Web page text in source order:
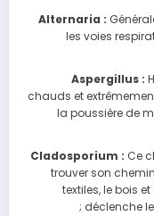
Alternaria :
les voies
Aspergillus :
chauds et
la poussière de
Cladosporium : Ce
trouver son
textiles, le bois
; déclenche